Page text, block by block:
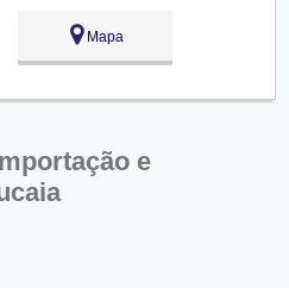
Mapa
e